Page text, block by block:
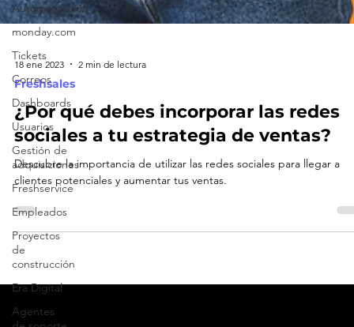
Automatización
monday.com
Tickets
Correos
Dashboards
Usuarios
Gestión de
adquisiciones
Freshservice
Empleados
Proyectos
de
construcción
Era Digital
Agentes
18 ene 2023
Freshsales
¿Por qué debes incorporar las redes
sociales a tu estrategia de ventas?
Descubre la importancia de utilizar las redes sociales para llegar a
clientes potenciales y aumentar tus ventas.